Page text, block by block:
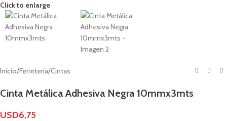
Click to enlarge
Inicio/Ferretería/Cintas
Cinta Metálica Adhesiva Negra 10mmx3mts
USD6,75